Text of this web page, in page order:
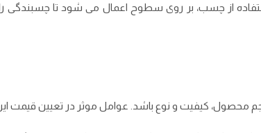
از چسب، بر روی سطوح اعمال می ‌شود تا چسبندگی
محصول، کیفیت و نوع باشد. عوامل موثر در تعیین قیمت